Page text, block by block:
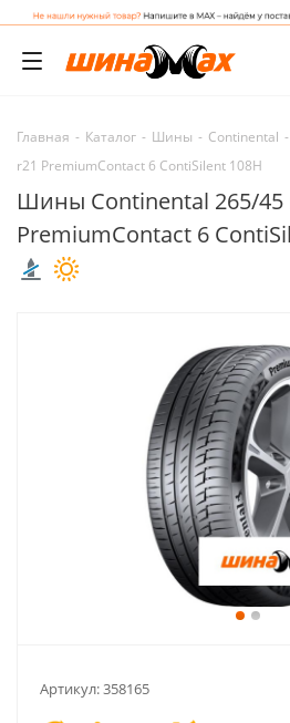
Главная - Каталог - Шины - Continental -
r21 PremiumContact 6 ContiSilent 108H
Шины Continental 265/45
PremiumContact 6
Артикул:358165